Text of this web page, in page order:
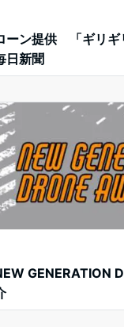
ーン提供 「ギリギ
日新聞
GENERATION